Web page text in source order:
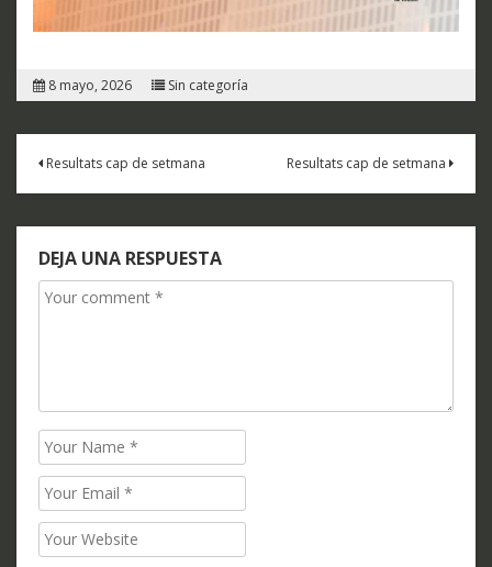
8 mayo, 2026 Sin categoría
Navegación
de
entradas
Resultats cap de setmana Resultats cap de setmana
DEJA UNA RESPUESTA
Comment
Name
Email
Website